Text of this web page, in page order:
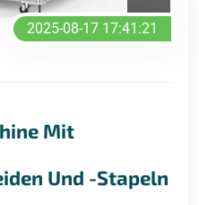
2025-08-17 17:41:21
Mit
Und -stapeln